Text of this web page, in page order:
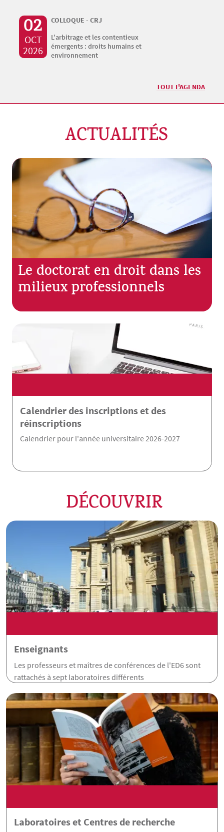
02
OCT
2026
COLLOQUE - CRJ
L'arbitrage et les contentieux
émergents : droits humains et
environnement
TOUT L'AGENDA
ACTUALITÉS
Le doctorat en droit dans les
milieux professionnels
Calendrier des inscriptions et des
réinscriptions
Calendrier pour l'année universitaire 2026-2027
DÉCOUVRIR
Enseignants
Les professeurs et maîtres de conférences de l'ED6 sont
rattachés à sept laboratoires différents
Laboratoires et Centres de recherche